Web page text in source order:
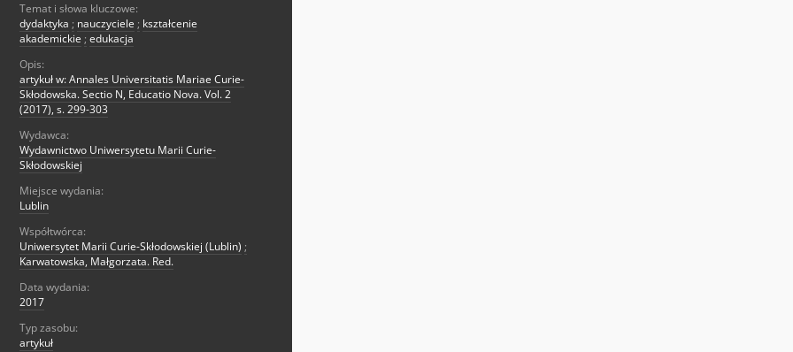
Temat i słowa kluczowe:
dydaktyka ; nauczyciele ; kształcenie
akademickie ; edukacja
Opis:
artykuł w: Annales Universitatis Mariae Curie-
Skłodowska. Sectio N, Educatio Nova. Vol. 2
(2017), s. 299-303
Wydawca:
Wydawnictwo Uniwersytetu Marii Curie-
Skłodowskiej
Miejsce wydania:
Lublin
Współtwórca:
Uniwersytet Marii Curie-Skłodowskiej (Lublin) ;
Karwatowska, Małgorzata. Red.
Data wydania:
2017
Typ zasobu:
artykuł